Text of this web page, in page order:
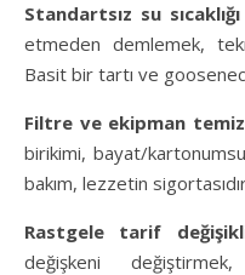
Standartsız su
etmeden demlemek,
Basit bir tartı ve
Filtre ve ekipman
birikimi, bayat/
bakım, lezzetin
Rastgele tarif
değişkeni